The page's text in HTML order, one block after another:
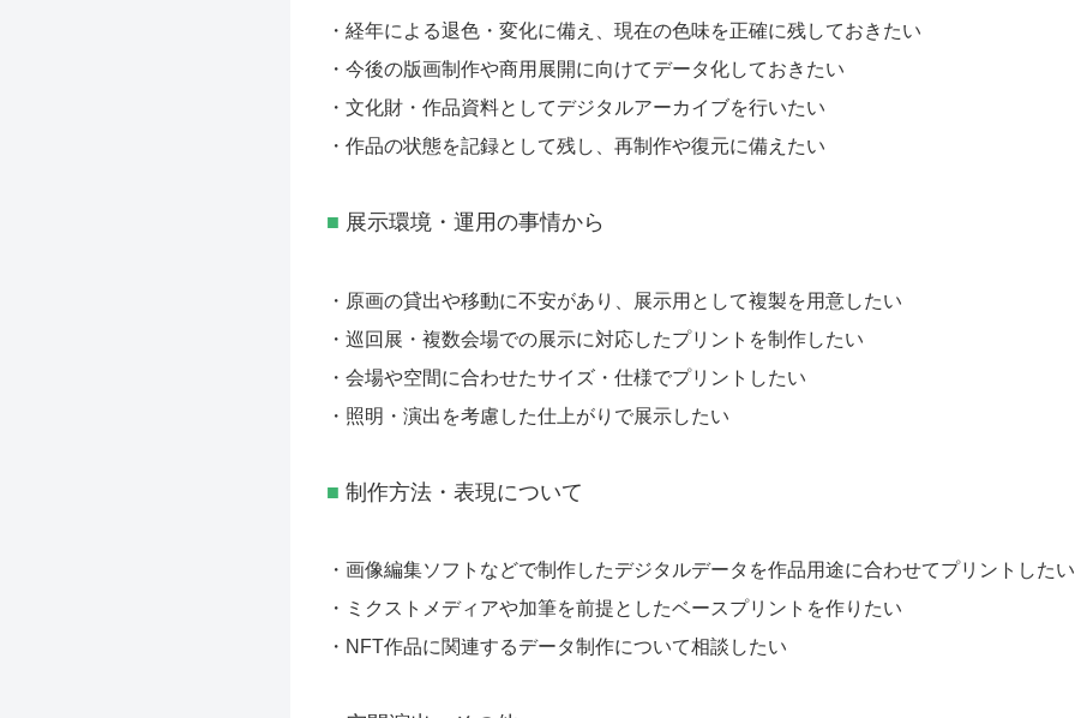
・経年による退色・変化に備え、現在の色味を正確に残しておきたい
・ 今後の版画制作や商用展開に向けてデータ化しておきたい
・ 文化財・作品資料としてデジタルアーカイブを行いたい
・ 作品の状態を記録として残し、再制作や復元に備えたい
■ 展示環境・運用の事情から
・原画の貸出や移動に不安があり、展示用として複製を用意したい
・巡回展・複数会場での展示に対応したプリントを制作したい
・会場や空間に合わせたサイズ・仕様でプリントしたい
・照明・演出を考慮した仕上がりで展示したい
■ 制作方法・表現について
・画像編集ソフトなどで制作したデジタルデータを作品用途に合わせてプリントしたい
・ミクストメディアや加筆を前提としたベースプリントを作りたい
・NFT作品に関連するデータ制作について相談したい